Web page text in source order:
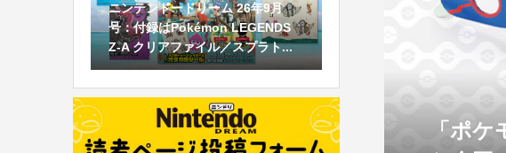
「ポ
ニンテンドードリーム 26年9月
号：付録はPokémon LEGENDS
Z-A クリアファイル／スプラト...